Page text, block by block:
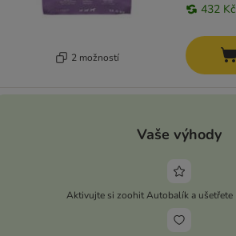
2 možností
432 Kč
Vaše výhody
Aktivujte si zoohit Autobalík a ušetřete